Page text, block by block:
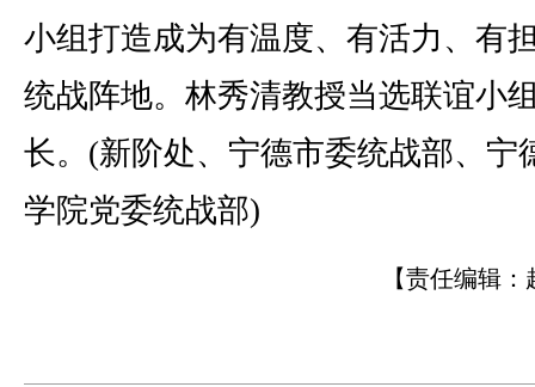
小组打造成为有温度、有活力、有
统战阵地。林秀清教授当选联谊小
长。(新阶处、宁德市委统战部、宁
学院党委统战部)
【责任编辑：